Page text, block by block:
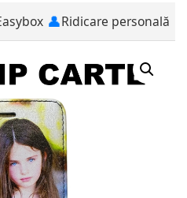
👤Ridicare personală